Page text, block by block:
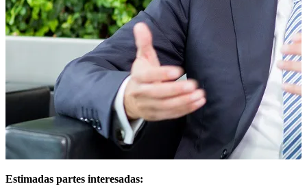
Estimadas partes interesadas: